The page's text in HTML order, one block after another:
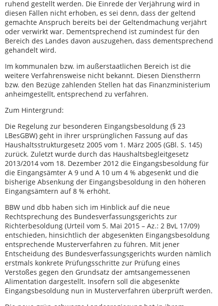
ruhend gestellt werden. Die Einrede der Verjährung wird in
diesen Fällen nicht erhoben, es sei denn, dass der geltend
gemachte Anspruch bereits bei der Geltendmachung verjährt
oder verwirkt war. Dementsprechend ist zumindest für den
Bereich des Landes davon auszugehen, dass dementsprechend
gehandelt wird.
Im kommunalen bzw. im außerstaatlichen Bereich ist die
weitere Verfahrensweise nicht bekannt. Diesen Dienstherrn
bzw. den Bezüge zahlenden Stellen hat das Finanzministerium
anheimgestellt, entsprechend zu verfahren.
Zum Hintergrund:
Die Regelung zur besonderen Eingangsbesoldung (§ 23
LBesGBW) geht in ihrer ursprünglichen Fassung auf das
Haushaltsstrukturgesetz 2005 vom 1. März 2005 (GBl. S. 145)
zurück. Zuletzt wurde durch das Haushaltsbegleitgesetz
2013/2014 vom 18. Dezember 2012 die Eingangsbesoldung für
die Eingangsämter A 9 und A 10 um 4 % abgesenkt und die
bisherige Absenkung der Eingangsbesoldung in den höheren
Eingangsämtern auf 8 % erhöht.
BBW und dbb haben sich im Hinblick auf die neue
Rechtsprechung des Bundesverfassungsgerichts zur
Richterbesoldung (Urteil vom 5. Mai 2015 – Az.: 2 BvL 17/09)
entschieden, hinsichtlich der abgesenkten Eingangsbesoldung
entsprechende Musterverfahren zu führen. Mit jener
Entscheidung des Bundesverfassungsgerichts wurden nämlich
erstmals konkrete Prüfungsschritte zur Prüfung eines
Verstoßes gegen den Grundsatz der amtsangemessenen
Alimentation dargestellt. Insofern soll die abgesenkte
Eingangsbesoldung nun in Musterverfahren überprüft werden.